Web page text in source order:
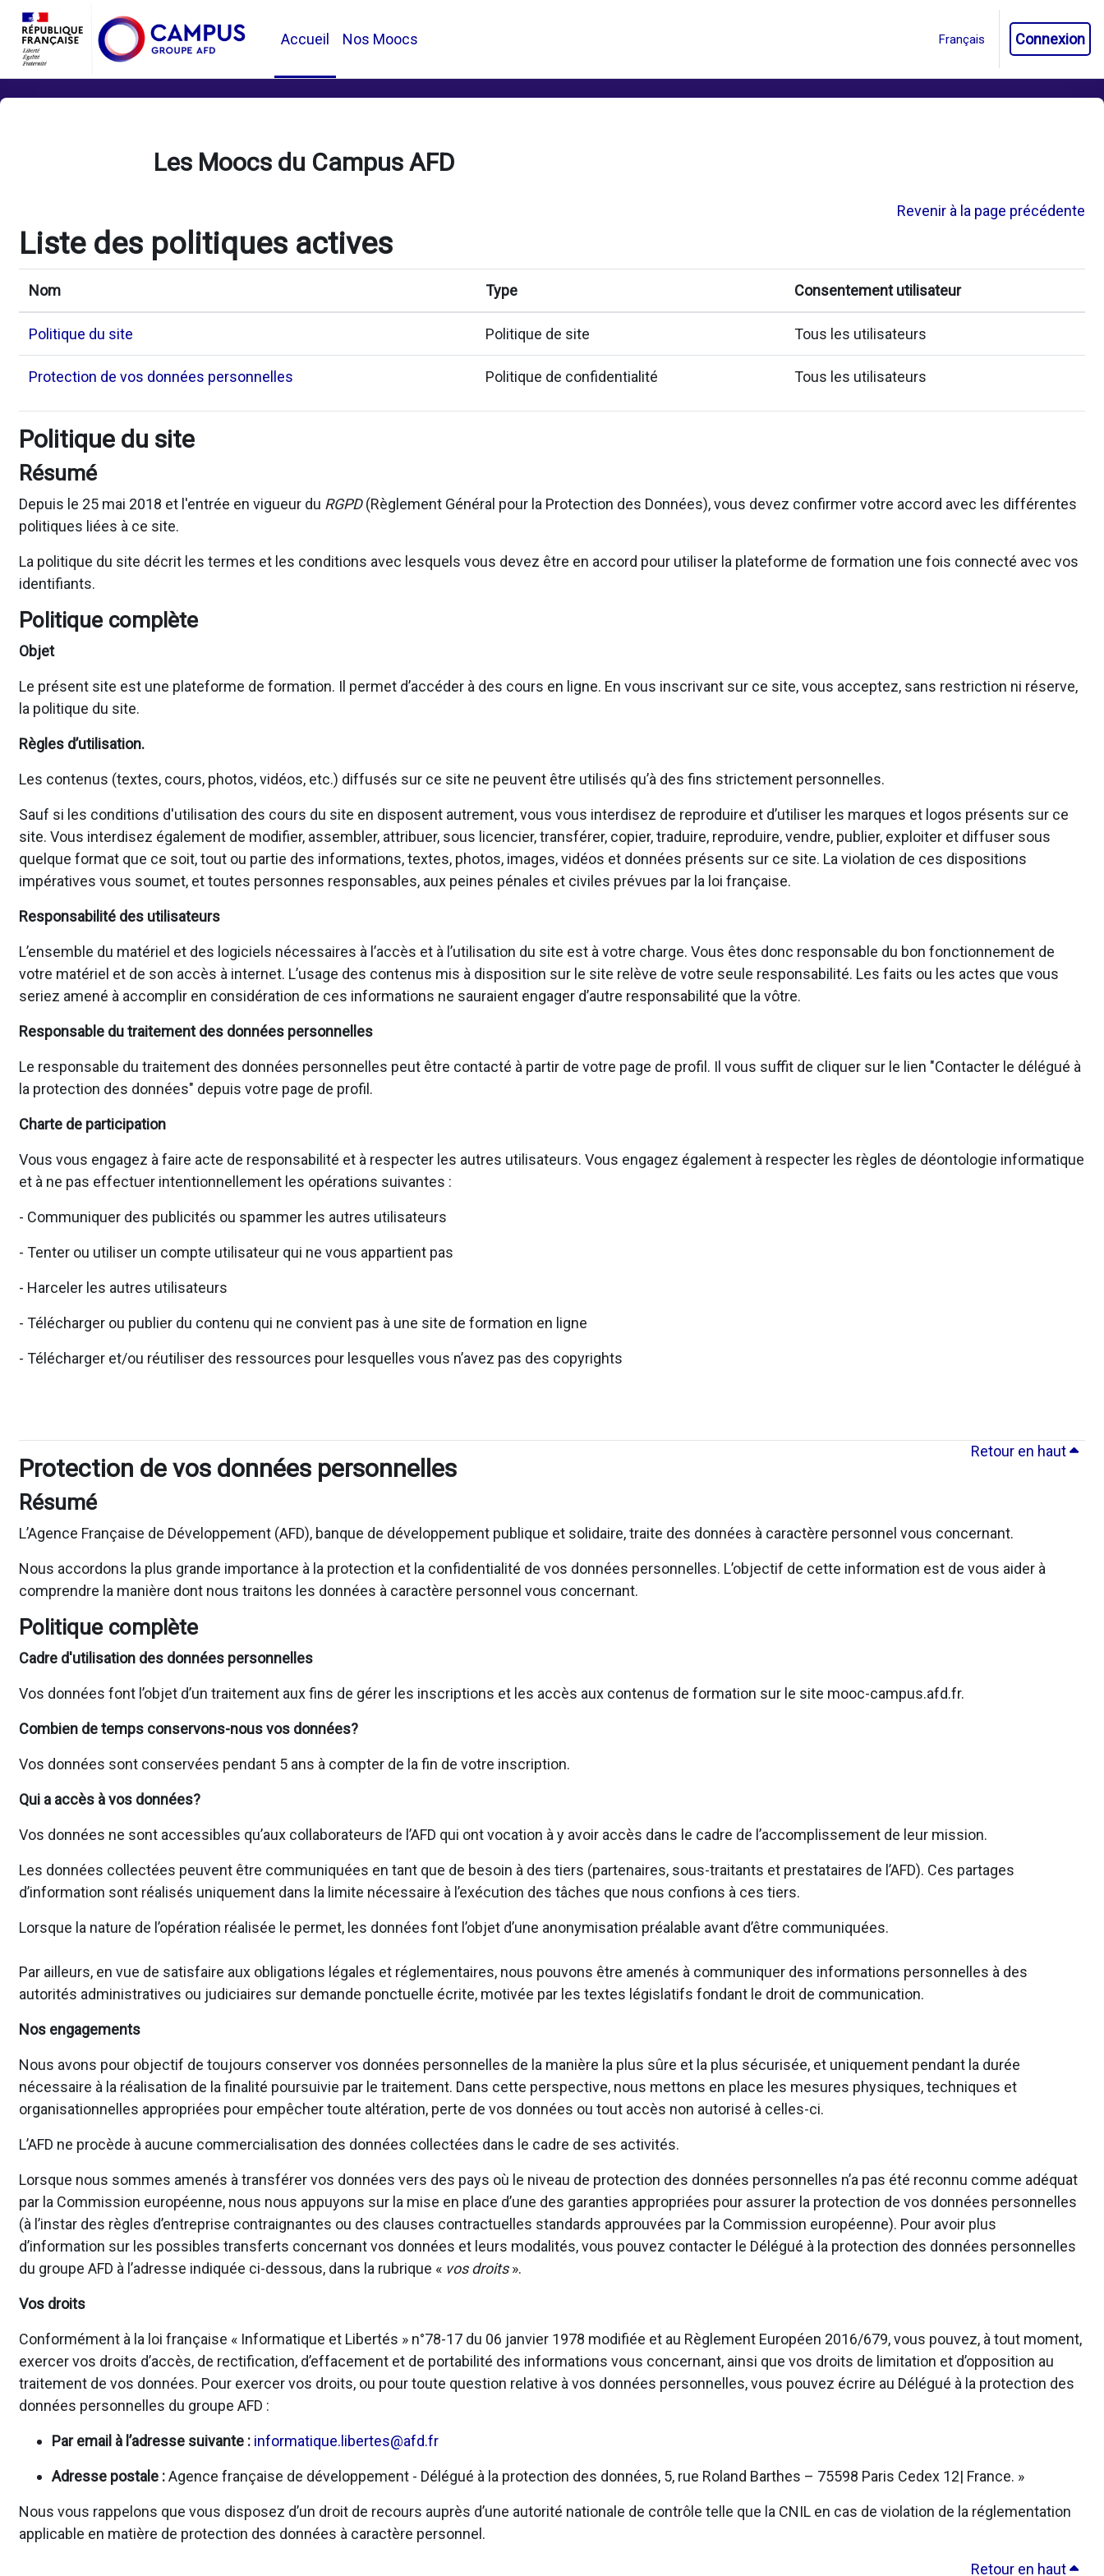
Passer au contenu principal
Accueil
Nos Moocs Connexion
Les Moocs du Campus AFD
Revenir à la page précédente
Liste des politiques actives
Nom Type Consentement utilisateur
Politique du site Politique de site Tous les utilisateurs
Protection de vos données personnelles Politique de confidentialité Tous les utilisateurs
Politique du site
Résumé
Depuis le 25 mai 2018 et l'entrée en vigueur du RGPD(Règlement Général pour la Protection des Données), vous devez confirmer votre accord avec les différentes
politiques liées à ce site.
La politique du site décrit les termes et les conditions avec lesquels vous devez être en accord pour utiliser la plateforme de formation une fois connecté avec vos
identifiants.
Politique complète
Objet
Le présent site est une plateforme de formation. Il permet d’accéder à des cours en ligne. En vous inscrivant sur ce site, vous acceptez, sans restriction ni réserve,
la politique du site.
Règles d’utilisation.
Les contenus (textes, cours, photos, vidéos, etc.) diffusés sur ce site ne peuvent être utilisés qu’à des fins strictement personnelles.
Sauf si les conditions d'utilisation des cours du site en disposent autrement, vous vous interdisez de reproduire et d’utiliser les marques et logos présents sur ce
site. Vous interdisez également de modifier, assembler, attribuer, sous licencier, transférer, copier, traduire, reproduire, vendre, publier, exploiter et diffuser sous
quelque format que ce soit, tout ou partie des informations, textes, photos, images, vidéos et données présents sur ce site. La violation de ces dispositions
impératives vous soumet, et toutes personnes responsables, aux peines pénales et civiles prévues par la loi française.
Responsabilité des utilisateurs
L’ensemble du matériel et des logiciels nécessaires à l’accès et à l’utilisation du site est à votre charge. Vous êtes donc responsable du bon fonctionnement de
votre matériel et de son accès à internet. L’usage des contenus mis à disposition sur le site relève de votre seule responsabilité. Les faits ou les actes que vous
seriez amené à accomplir en considération de ces informations ne sauraient engager d’autre responsabilité que la vôtre.
Responsable du traitement des données personnelles
Le responsable du traitement des données personnelles peut être contacté à partir de votre page de profil. Il vous suffit de cliquer sur le lien "Contacter le délégué à
la protection des données" depuis votre page de profil.
Charte de participation
Vous vous engagez à faire acte de responsabilité et à respecter les autres utilisateurs. Vous engagez également à respecter les règles de déontologie informatique
et à ne pas effectuer intentionnellement les opérations suivantes :
- Communiquer des publicités ou spammer les autres utilisateurs
- Tenter ou utiliser un compte utilisateur qui ne vous appartient pas
- Harceler les autres utilisateurs
- Télécharger ou publier du contenu qui ne convient pas à une site de formation en ligne
- Télécharger et/ou réutiliser des ressources pour lesquelles vous n’avez pas des copyrights
Retour en haut
Protection de vos données personnelles
Résumé
L’Agence Française de Développement (AFD), banque de développement publique et solidaire, traite des données à caractère personnel vous concernant.
Nous accordons la plus grande importance à la protection et la confidentialité de vos données personnelles. L’objectif de cette information est de vous aider à
comprendre la manière dont nous traitons les données à caractère personnel vous concernant.
Politique complète
Cadre d'utilisation des données personnelles
Vos données font l’objet d’un traitement aux fins de gérer les inscriptions et les accès aux contenus de formation sur le site mooc-campus.afd.fr.
Combien de temps conservons-nous vos données?
Vos données sont conservées pendant 5 ans à compter de la fin de votre inscription.
Qui a accès à vos données?
Vos données ne sont accessibles qu’aux collaborateurs de l’AFD qui ont vocation à y avoir accès dans le cadre de l’accomplissement de leur mission.
Les données collectées peuvent être communiquées en tant que de besoin à des tiers (partenaires, sous-traitants et prestataires de l’AFD). Ces partages
d’information sont réalisés uniquement dans la limite nécessaire à l’exécution des tâches que nous confions à ces tiers.
Lorsque la nature de l’opération réalisée le permet, les données font l’objet d’une anonymisation préalable avant d’être communiquées.
Par ailleurs, en vue de satisfaire aux obligations légales et réglementaires, nous pouvons être amenés à communiquer des informations personnelles à des
autorités administratives ou judiciaires sur demande ponctuelle écrite, motivée par les textes législatifs fondant le droit de communication.
Nos engagements
Nous avons pour objectif de toujours conserver vos données personnelles de la manière la plus sûre et la plus sécurisée, et uniquement pendant la durée
nécessaire à la réalisation de la finalité poursuivie par le traitement. Dans cette perspective, nous mettons en place les mesures physiques, techniques et
organisationnelles appropriées pour empêcher toute altération, perte de vos données ou tout accès non autorisé à celles-ci.
L’AFD ne procède à aucune commercialisation des données collectées dans le cadre de ses activités.
Lorsque nous sommes amenés à transférer vos données vers des pays où le niveau de protection des données personnelles n’a pas été reconnu comme adéquat
par la Commission européenne, nous nous appuyons sur la mise en place d’une des garanties appropriées pour assurer la protection de vos données personnelles
(à l’instar des règles d’entreprise contraignantes ou des clauses contractuelles standards approuvées par la Commission européenne). Pour avoir plus
d’information sur les possibles transferts concernant vos données et leurs modalités, vous pouvez contacter le Délégué à la protection des données personnelles
du groupe AFD à l’adresse indiquée ci-dessous, dans la rubrique « vos droits».
Vos droits
Conformément à la loi française « Informatique et Libertés » n°78-17 du 06 janvier 1978 modifiée et au Règlement Européen 2016/679, vous pouvez, à tout moment,
exercer vos droits d’accès, de rectification, d’effacement et de portabilité des informations vous concernant, ainsi que vos droits de limitation et d’opposition au
traitement de vos données. Pour exercer vos droits, ou pour toute question relative à vos données personnelles, vous pouvez écrire au Délégué à la protection des
données personnelles du groupe AFD :
Par email à l’adresse suivante : informatique.libertes@afd.fr
Adresse postale :Agence française de développement - Délégué à la protection des données, 5, rue Roland Barthes – 75598 Paris Cedex 12| France. »
Nous vous rappelons que vous disposez d’un droit de recours auprès d’une autorité nationale de contrôle telle que la CNIL en cas de violation de la réglementation
applicable en matière de protection des données à caractère personnel.
Retour en haut